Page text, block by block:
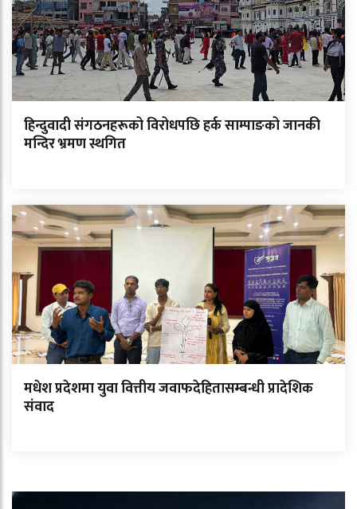
हिन्दुवादी संगठनहरूको विरोधपछि हर्क साम्पाङको जानकी
मन्दिर भ्रमण स्थगित
मधेश प्रदेशमा युवा वित्तीय जवाफदेहितासम्बन्धी प्रादेशिक
संवाद